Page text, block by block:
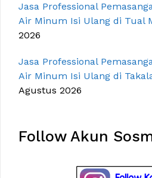
Jasa Professional
Air Minum Isi Ulang di Tual
2026
Jasa Professional
Air Minum Isi Ulang di
Agustus 2026
Follow Akun